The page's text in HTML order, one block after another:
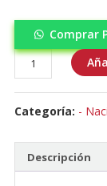
Comprar
Nacimiento-
Arreglo
bebe
especial
Categoría: -
Descripción